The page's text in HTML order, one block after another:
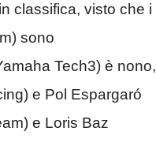
classifica, visto che i
sono
Tech3) è nono,
e Pol Espargaró
e Loris Baz